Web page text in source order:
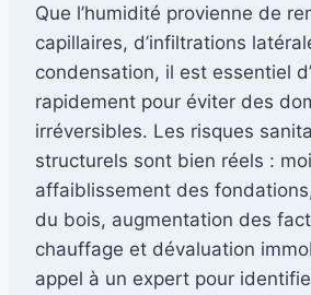
Que l’humidité provienne de
capillaires, d’infiltrations
condensation, il est essentiel
rapidement pour éviter des
irréversibles. Les risques
structurels sont bien réels :
affaiblissement des
du bois, augmentation des
chauffage et dévaluation
appel à un expert pour